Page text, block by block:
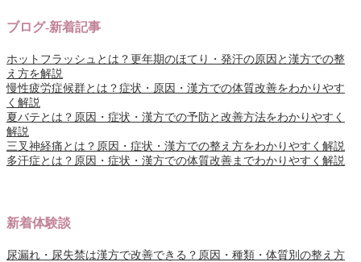
ブログ-新着記事
ホットフラッシュとは？更年期のほてり・発汗の原因と漢方での整
え方を解説
慢性疲労症候群とは？症状・原因・漢方での体質改善をわかりやす
く解説
夏バテとは？原因・症状・漢方での予防と改善方法をわかりやすく
解説
三叉神経痛とは？原因・症状・漢方での整え方をわかりやすく解説
多汗症とは？原因・症状・漢方での体質改善までわかりやすく解説
新着体験談
尿漏れ・尿失禁は漢方で改善できる？原因・種類・体質別の整え方